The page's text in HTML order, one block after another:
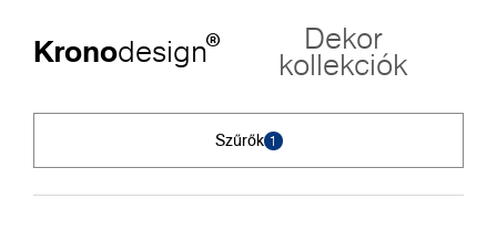
Kronodesign® Dekor
kollekciók
Szűrők 1